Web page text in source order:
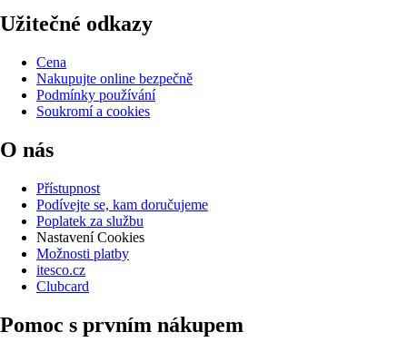
Užitečné odkazy
Cena
Nakupujte online bezpečně
Podmínky používání
Soukromí a cookies
O nás
Přístupnost
Podívejte se, kam doručujeme
Poplatek za službu
Nastavení Cookies
Možnosti platby
itesco.cz
Clubcard
Pomoc s prvním nákupem